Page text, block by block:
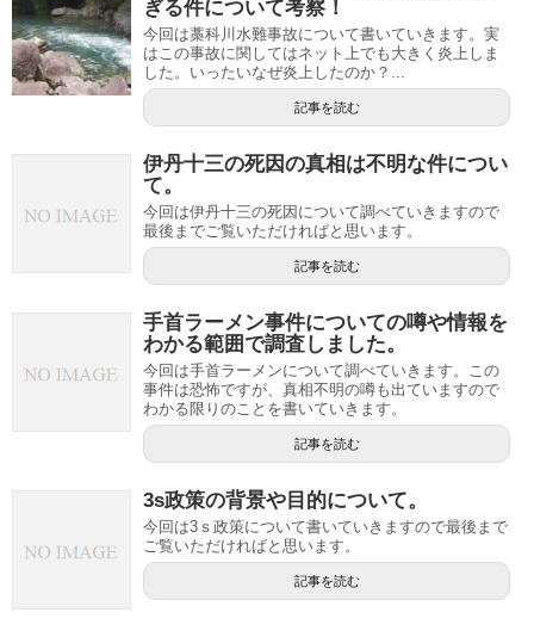
ぎる件について考察！
今回は藁科川水難事故について書いていきます。実
はこの事故に関してはネット上でも大きく炎上しま
した。いったいなぜ炎上したのか？...
記事を読む
伊丹十三の死因の真相は不明な件につい
て。
今回は伊丹十三の死因について調べていきますので
最後までご覧いただければと思います。
記事を読む
手首ラーメン事件についての噂や情報を
わかる範囲で調査しました。
今回は手首ラーメンについて調べていきます。この
事件は恐怖ですが、真相不明の噂も出ていますので
わかる限りのことを書いていきます。
記事を読む
3s政策の背景や目的について。
今回は3ｓ政策について書いていきますので最後まで
ご覧いただければと思います。
記事を読む